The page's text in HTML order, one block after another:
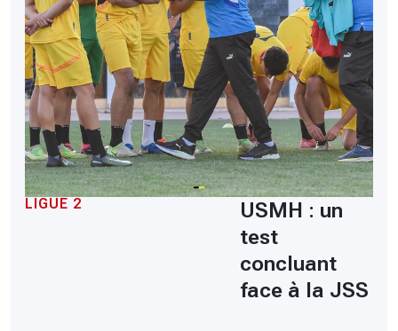
LIGUE 2
USMH : un
test
concluant
face à la JSS